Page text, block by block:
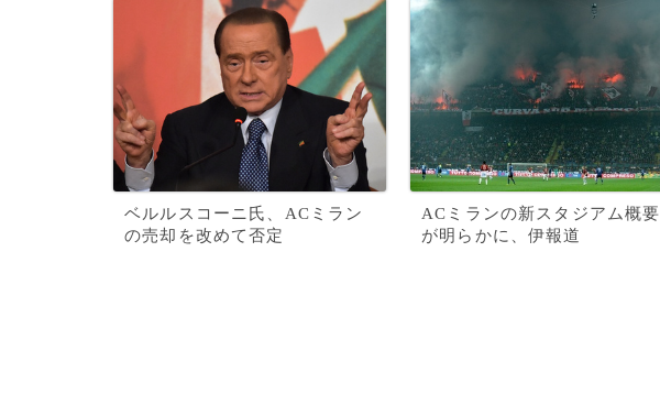
ベルルスコーニ氏、ACミラン
の売却を改めて否定
ACミランの新スタジアム概要
が明らかに、伊報道